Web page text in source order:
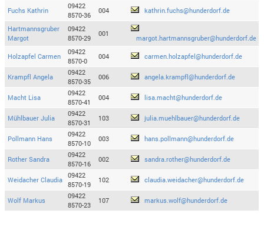
Fuchs Kathrin
09422
8570-36
004 kathrin.fuchs@hunderdorf.de
Hartmannsgruber
Margot
09422
8570-29
001
margot.hartmannsgruber@hunderdorf.de
Holzapfel Carmen
09422
8570-0
004 carmen.holzapfel@hunderdorf.de
Krampfl Angela
09422
8570-35
006 angela.krampfl@hunderdorf.de
Macht Lisa
09422
8570-41
004 lisa.macht@hunderdorf.de
Mühlbauer Julia
09422
8570-31
103 julia.muehlbauer@hunderdorf.de
Pollmann Hans
09422
8570-10
003 hans.pollmann@hunderdorf.de
Rother Sandra
09422
8570-16
002 sandra.rother@hunderdorf.de
Weidacher Claudia
09422
8570-19
102 claudia.weidacher@hunderdorf.de
Wolf Markus
09422
8570-23
107 markus.wolf@hunderdorf.de